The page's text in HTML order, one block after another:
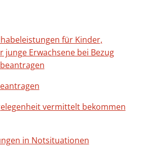
für Kinder,
junge Erwachsene bei Bezug
vermittelt bekommen
in Notsituationen